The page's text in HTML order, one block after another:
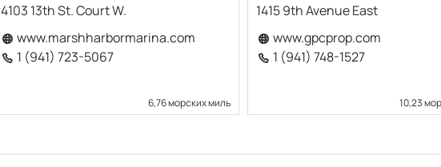
4103 13th St. Court W.
www.marshharbormarina.com
1 (941) 723-5067
6,76 морских миль
1415 9th Avenue East
www.gpcprop.com
1 (941) 748-1527
10,23